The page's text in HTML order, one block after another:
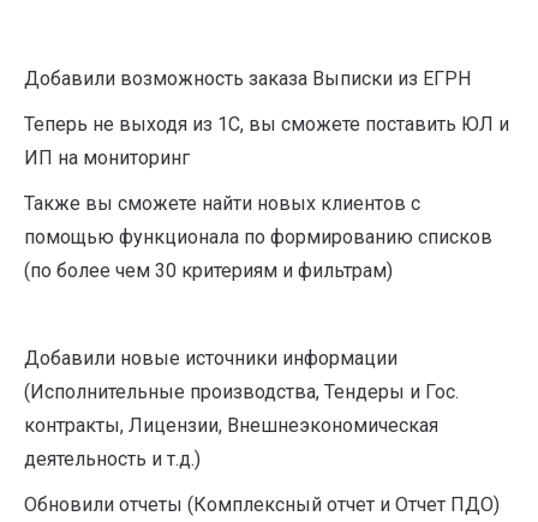
Добавили возможность заказа Выписки из ЕГРН
Теперь не выходя из 1С, вы сможете поставить ЮЛ и
ИП на мониторинг
Также вы сможете найти новых клиентов с
помощью функционала по формированию списков
(по более чем 30 критериям и фильтрам)
Добавили новые источники информации
(Исполнительные производства, Тендеры и Гос.
контракты, Лицензии, Внешнеэкономическая
деятельность и т.д.)
Обновили отчеты (Комплексный отчет и Отчет ПДО)